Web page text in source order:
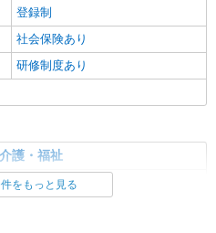
(対面) 1日：10,000円〜14,716円 ・
) 1件：4,286円〜5,239円 ・遠隔面
〜1,691円 ・電話支援 1件：
円 ・ICTメール支援 1件：500円
費税を加えた金額をお支払いいた
・電話代は弊社負担。その他、支
則あり。
ア】愛知県一宮市及びその周辺
詳細を見る
ター一宮
護師／日勤のみ／正社員
円〜25万円 ※経験・能力・資格
師 月給 25万円以上 正看護師 月給
登録制
社会保険あり
研修制度あり
護・福祉
師
をもっと見る